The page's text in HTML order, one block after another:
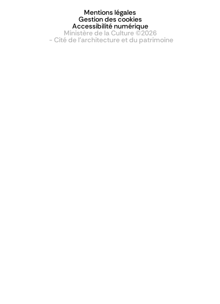
Mentions légales
Gestion des cookies
Accessibilité numérique
Ministère de la Culture ©2026
- Cité de l'architecture et du patrimoine